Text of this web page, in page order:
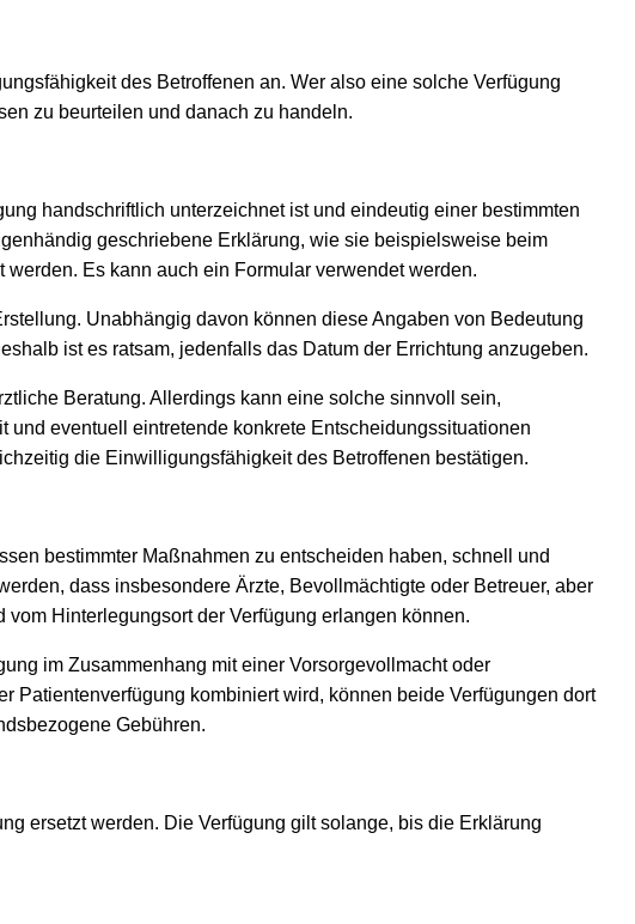
des Betroffenen an. Wer also eine solche Verfügung
zu beurteilen und danach zu handeln.
handschriftlich unterzeichnet ist und eindeutig einer bestimmten
geschriebene Erklärung, wie sie beispielsweise beim
Es kann auch ein Formular verwendet werden.
Unabhängig davon können diese Angaben von Bedeutung
ist es ratsam, jedenfalls das Datum der Errichtung anzugeben.
Beratung. Allerdings kann eine solche sinnvoll sein,
und eventuell eintretende konkrete Entscheidungssituationen
die Einwilligungsfähigkeit des Betroffenen bestätigen.
bestimmter Maßnahmen zu entscheiden haben, schnell und
dass insbesondere Ärzte, Bevollmächtigte oder Betreuer, aber
Hinterlegungsort der Verfügung erlangen können.
im Zusammenhang mit einer Vorsorgevollmacht oder
Patientenverfügung kombiniert wird, können beide Verfügungen dort
Gebühren.
ersetzt werden. Die Verfügung gilt solange, bis die Erklärung